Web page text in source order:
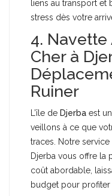
liens au transport et
stress dès votre
4.
Cher à
Ruiner
L’île de Djerba est
veillons à ce que
traces. Notre
Djerba vous offre la
coût abordable,
budget pour profiter